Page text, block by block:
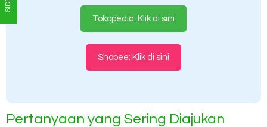
Tokopedia: Klik di sini
Shopee: Klik di sini
Pertanyaan yang Sering Diajukan